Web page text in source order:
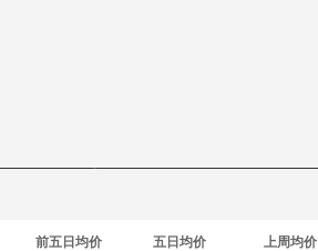
前五日均价 五日均价 上周均价